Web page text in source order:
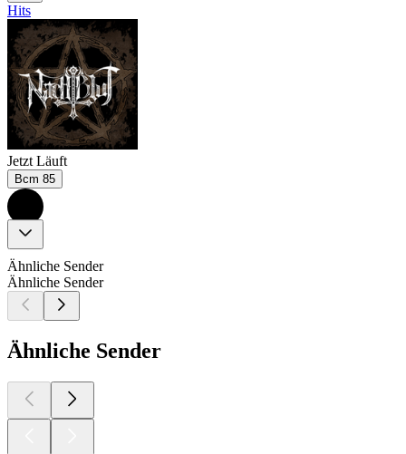
Hits
Jetzt Läuft
Bcm 85
Ähnliche Sender
Ähnliche Sender
Ähnliche Sender